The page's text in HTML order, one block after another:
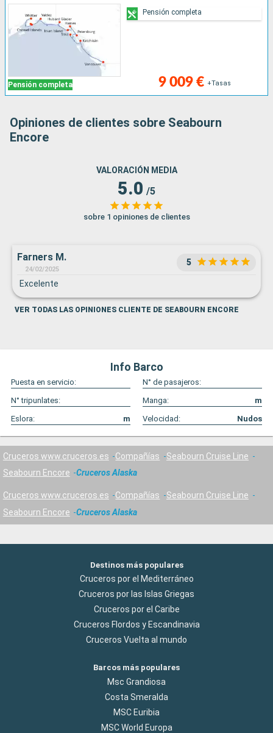
Pensión completa 9 009 € +Tasas
Pensión completa
Opiniones de clientes sobre Seabourn
Encore
VALORACIÓN MEDIA
5.0 /5
sobre 1 opiniones de clientes
Farners M.
24/02/2025
5
Excelente
VER TODAS LAS OPINIONES CLIENTE DE SEABOURN ENCORE
Info Barco
Puesta en servicio:
N° de pasajeros:
N° tripunlates:
Manga:
m
Eslora:
m Velocidad: Nudos
Cruceros www.cruceros.es Compañías
Seabourn Cruise Line
Seabourn Encore
Cruceros Alaska
Cruceros www.cruceros.es Compañías
Seabourn Cruise Line
Seabourn Encore
Cruceros Alaska
Destinos más populares
Cruceros por el Mediterráneo
Cruceros por las Islas Griegas
Cruceros por el Caribe
Cruceros Flordos y Escandinavia
Cruceros Vuelta al mundo
Barcos más populares
Msc Grandiosa
Costa Smeralda
MSC Euribia
MSC World Europa